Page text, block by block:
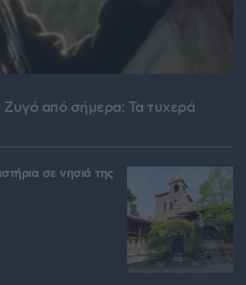
από σήμερα: Τα τυχερά
σε νησιά της